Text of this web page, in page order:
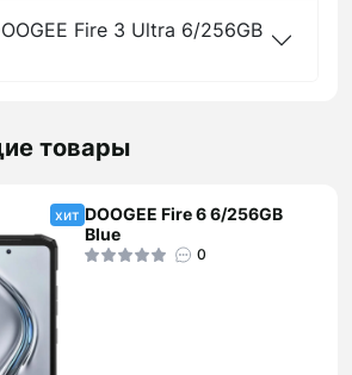
Fire 3 Ultra 6/256GB
товары
хит DOOGEE Fire 6 6/256GB
Blue
0